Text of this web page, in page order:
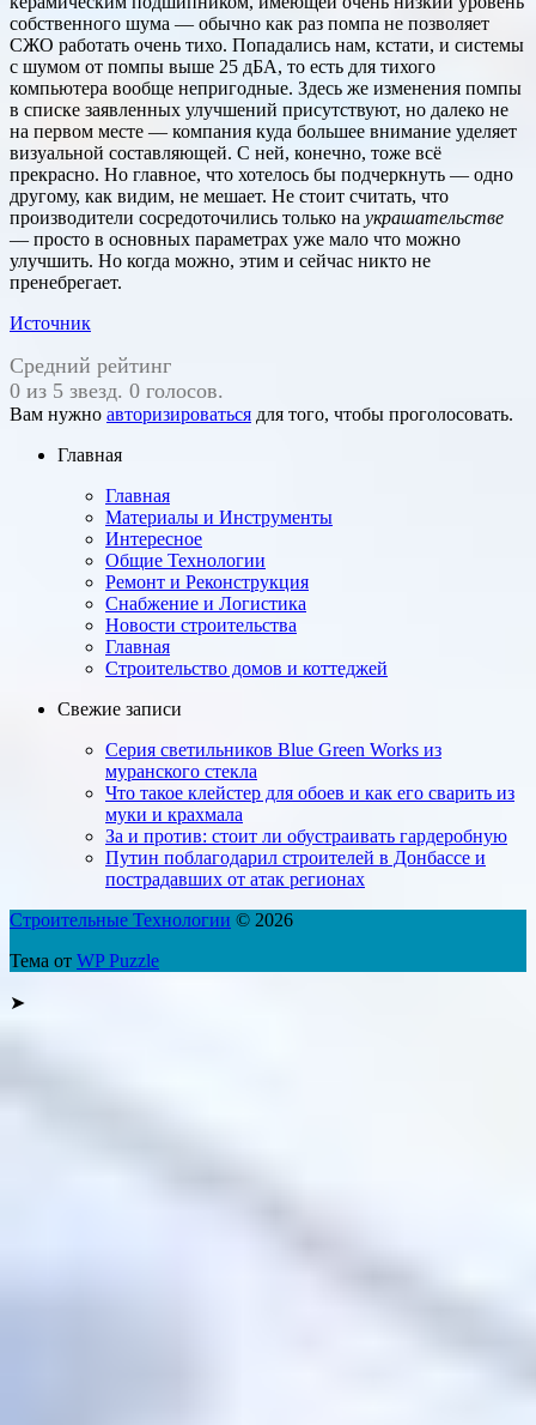
собственного шума — обычно как раз помпа не позволяет
СЖО работать очень тихо. Попадались нам, кстати, и системы
с шумом от помпы выше 25 дБА, то есть для тихого
компьютера вообще непригодные. Здесь же изменения помпы
в списке заявленных улучшений присутствуют, но далеко не
на первом месте — компания куда большее внимание уделяет
визуальной составляющей. С ней, конечно, тоже всё
прекрасно. Но главное, что хотелось бы подчеркнуть — одно
другому, как видим, не мешает. Не стоит считать, что
производители сосредоточились только на украшательстве
— просто в основных параметрах уже мало что можно
улучшить. Но когда можно, этим и сейчас никто не
пренебрегает.
Источник
Средний рейтинг
0 из 5 звезд. 0 голосов.
Вам нужно авторизироваться для того, чтобы проголосовать.
Главная
Главная
Материалы и Инструменты
Интересное
Общие Технологии
Ремонт и Реконструкция
Снабжение и Логистика
Новости строительства
Главная
Строительство домов и коттеджей
Свежие записи
Серия светильников Blue Green Works из
муранского стекла
Что такое клейстер для обоев и как его сварить из
муки и крахмала
За и против: стоит ли ​обу­страи­вать гарде­роб­ную
Путин поблагодарил строителей в Донбассе и
пострадавших от атак регионах
Строительные Технологии © 2026
Тема от WP Puzzle
➤